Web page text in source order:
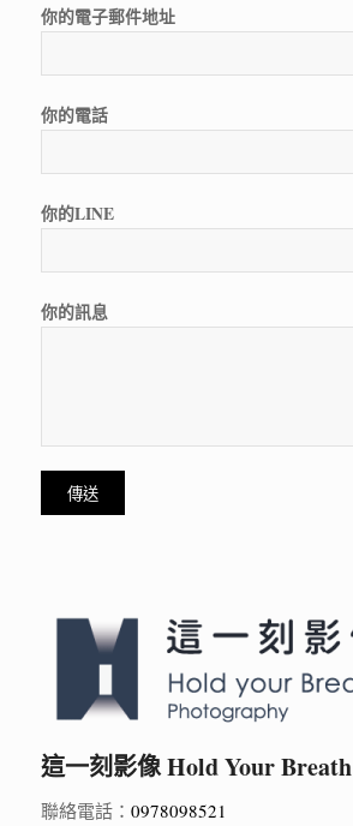
這一刻影像 Hold Your Breath
聯絡電話： 0978098521
你的電子郵件地址
你的電話
你的LINE
你的訊息